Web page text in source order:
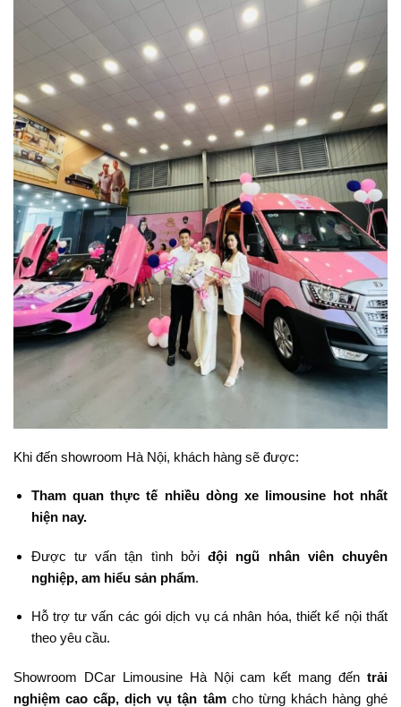
Khi đến showroom Hà Nội, khách hàng sẽ được:
Tham quan thực tế nhiều dòng xe limousine hot nhất
hiện nay.
Được tư vấn tận tình bởi đội ngũ nhân viên chuyên
nghiệp, am hiểu sản phẩm.
Hỗ trợ tư vấn các gói dịch vụ cá nhân hóa, thiết kế nội thất
theo yêu cầu.
Showroom DCar Limousine Hà Nội cam kết mang đến trải
nghiệm cao cấp, dịch vụ tận tâmcho từng khách hàng ghé